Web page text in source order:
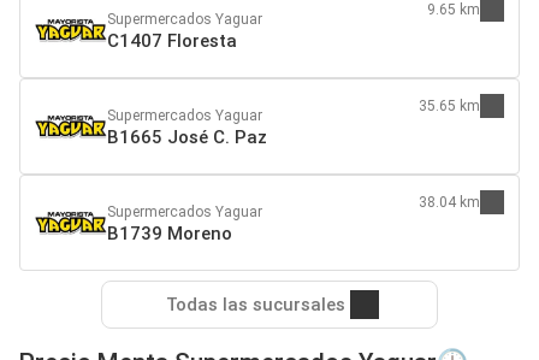
Supermercados Yaguar
C1407 Floresta
9.65 km
Supermercados Yaguar
B1665 José C. Paz
35.65 km
Supermercados Yaguar
B1739 Moreno
38.04 km
Todas las sucursales